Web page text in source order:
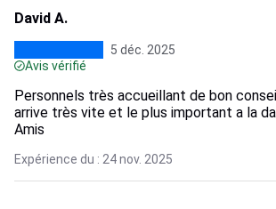
David A.
5 déc. 2025
Avis vérifié
Personnels très accueillant de bon
arrive très vite et le plus important a la
Amis
Expérience du : 24 nov. 2025